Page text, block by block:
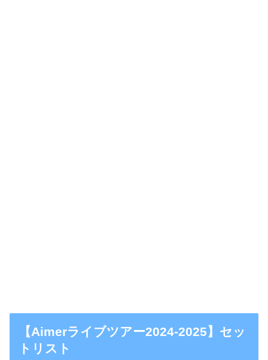
【Aimerライブツアー2024-2025】セッ
トリスト